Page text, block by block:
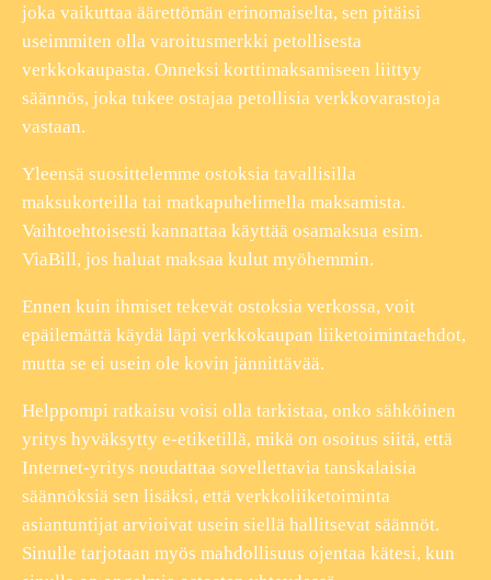
joka vaikuttaa äärettömän erinomaiselta, sen pitäisi
useimmiten olla varoitusmerkki petollisesta
verkkokaupasta. Onneksi korttimaksamiseen liittyy
säännös, joka tukee ostajaa petollisia verkkovarastoja
vastaan.
Yleensä suosittelemme ostoksia tavallisilla
maksukorteilla tai matkapuhelimella maksamista.
Vaihtoehtoisesti kannattaa käyttää osamaksua esim.
ViaBill, jos haluat maksaa kulut myöhemmin.
Ennen kuin ihmiset tekevät ostoksia verkossa, voit
epäilemättä käydä läpi verkkokaupan liiketoimintaehdot,
mutta se ei usein ole kovin jännittävää.
Helppompi ratkaisu voisi olla tarkistaa, onko sähköinen
yritys hyväksytty e-etiketillä, mikä on osoitus siitä, että
Internet-yritys noudattaa sovellettavia tanskalaisia
säännöksiä sen lisäksi, että verkkoliiketoiminta
asiantuntijat arvioivat usein siellä hallitsevat säännöt.
Sinulle tarjotaan myös mahdollisuus ojentaa kätesi, kun